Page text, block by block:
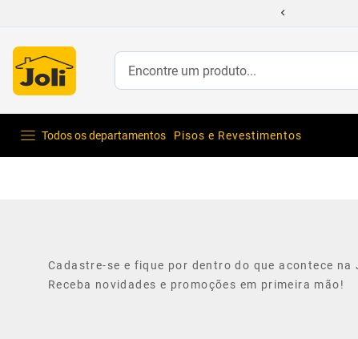
Encontre um produto...
Todos os departamentos Pisos e Revestimentos
Cadastre-se e fique por dentro do que acontece na
Receba novidades e promoções em primeira mão!